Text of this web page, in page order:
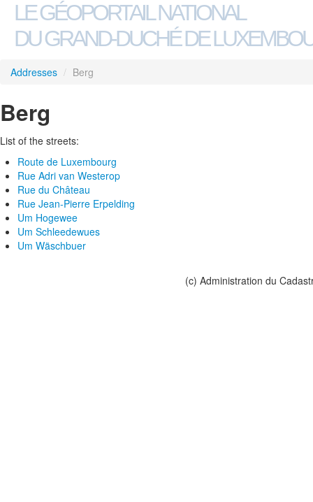
LE GÉOPORTAIL NATIONAL
DU GRAND-DUCHÉ DE
Addresses / Berg
Berg
List of the streets:
Route de Luxembourg
Rue Adri van Westerop
Rue du Château
Rue Jean-Pierre Erpelding
Um Hogewee
Um Schleedewues
Um Wäschbuer
(c) Administration du